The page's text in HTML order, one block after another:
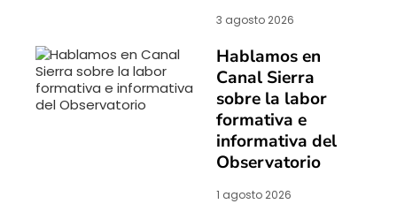
3 agosto 2026
Hablamos en
Canal Sierra
sobre la labor
formativa e
informativa del
Observatorio
1 agosto 2026